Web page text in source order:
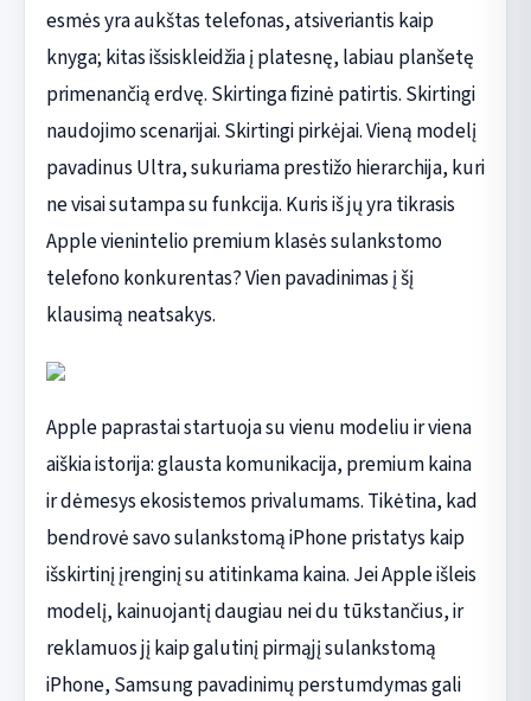
esmės yra aukštas telefonas, atsiveriantis kaip
knyga; kitas išsiskleidžia į platesnę, labiau planšetę
primenančią erdvę. Skirtinga fizinė patirtis. Skirtingi
naudojimo scenarijai. Skirtingi pirkėjai. Vieną modelį
pavadinus Ultra, sukuriama prestižo hierarchija, kuri
ne visai sutampa su funkcija. Kuris iš jų yra tikrasis
Apple vienintelio premium klasės sulankstomo
telefono konkurentas? Vien pavadinimas į šį
klausimą neatsakys.
Apple paprastai startuoja su vienu modeliu ir viena
aiškia istorija: glausta komunikacija, premium kaina
ir dėmesys ekosistemos privalumams. Tikėtina, kad
bendrovė savo sulankstomą iPhone pristatys kaip
išskirtinį įrenginį su atitinkama kaina. Jei Apple išleis
modelį, kainuojantį daugiau nei du tūkstančius, ir
reklamuos jį kaip galutinį pirmąjį sulankstomą
iPhone, Samsung pavadinimų perstumdymas gali